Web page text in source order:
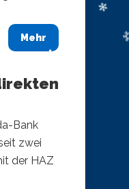
Mehr
Bank
zwei
der HAZ